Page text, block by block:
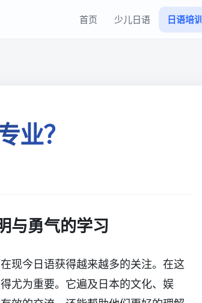
首页 少儿日语 日语培训
业？
与勇气的学习
现今日语获得越来越多的关注。在这
尤为重要。它遍及日本的文化、娱